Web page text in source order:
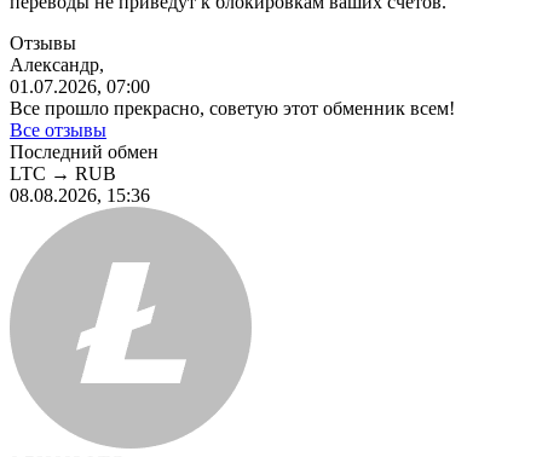
Отзывы
Александр,
01.07.2026, 07:00
Все прошло прекрасно, советую этот обменник всем!
Все отзывы
Последний обмен
LTC → RUB
08.08.2026, 15:36